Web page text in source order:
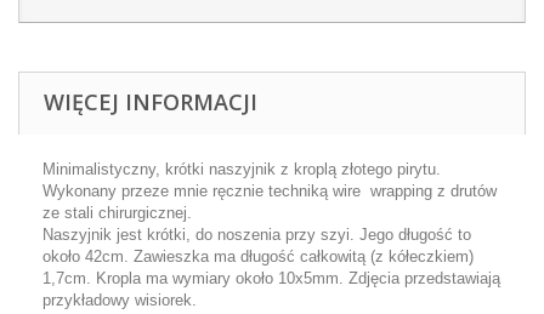
WIĘCEJ INFORMACJI
Minimalistyczny, krótki naszyjnik z kroplą złotego pirytu.
Wykonany przeze mnie ręcznie techniką wire wrapping z drutów
ze stali chirurgicznej.
Naszyjnik jest krótki, do noszenia przy szyi. Jego długość to
około 42cm. Zawieszka ma długość całkowitą (z kółeczkiem)
1,7cm. Kropla ma wymiary około 10x5mm. Zdjęcia przedstawiają
przykładowy wisiorek.